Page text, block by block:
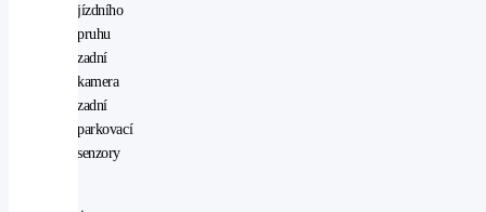
jízdního
pruhu
zadní
kamera
zadní
parkovací
senzory